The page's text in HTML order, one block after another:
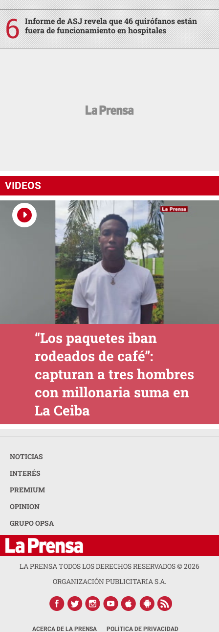
Informe de ASJ revela que 46 quirófanos están
fuera de funcionamiento en hospitales
VIDEOS
“Los paquetes iban
rodeados de café”:
capturan a tres hombres
con millonaria suma en
La Ceiba
NOTICIAS
INTERÉS
PREMIUM
OPINION
GRUPO OPSA
LA PRENSA TODOS LOS DERECHOS RESERVADOS ©2026
ORGANIZACIÓN PUBLICITARIA S.A.
ACERCA DE LA PRENSA POLÍTICA DE PRIVACIDAD